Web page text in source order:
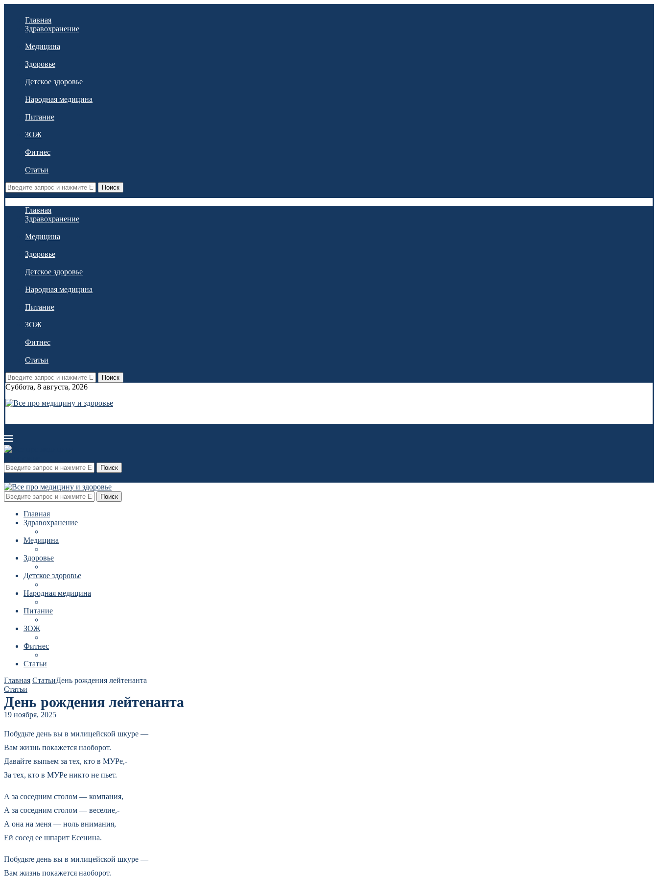
Главная
Здравохранение
Медицина
Здоровье
Детское здоровье
Народная медицина
Питание
ЗОЖ
Фитнес
Статьи
Поиск
Главная
Здравохранение
Медицина
Здоровье
Детское здоровье
Народная медицина
Питание
ЗОЖ
Фитнес
Статьи
Поиск
Суббота, 8 августа, 2026
Поиск
Поиск
Главная
Здравохранение
Медицина
Здоровье
Детское здоровье
Народная медицина
Питание
ЗОЖ
Фитнес
Статьи
Главная СтатьиДень рождения лейтенанта
Статьи
День рождения лейтенанта
19 ноября, 2025
Побудьте день вы в милицейской шкуре —
Вам жизнь покажется наоборот.
Давайте выпьем за тех, кто в МУРе,-
За тех, кто в МУРе никто не пьет.
А за соседним столом — компания,
А за соседним столом — веселие,-
А она на меня — ноль внимания,
Ей сосед ее шпарит Есенина.
Побудьте день вы в милицейской шкуре —
Вам жизнь покажется наоборот.